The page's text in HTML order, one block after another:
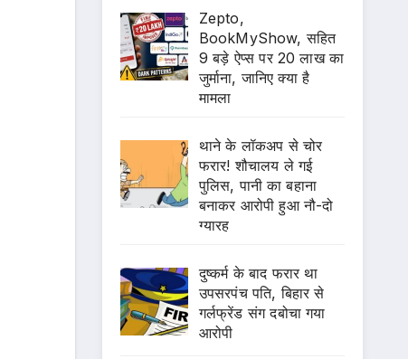
Zepto,
BookMyShow, सहित
9 बड़े ऐप्स पर 20 लाख का
जुर्माना, जानिए क्या है
मामला
थाने के लॉकअप से चोर
फरार! शौचालय ले गई
पुलिस, पानी का बहाना
बनाकर आरोपी हुआ नौ-दो
ग्यारह
दुष्कर्म के बाद फरार था
उपसरपंच पति, बिहार से
गर्लफ्रेंड संग दबोचा गया
आरोपी